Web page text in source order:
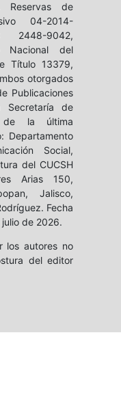
Reservas de
04-2014-
2448-9042,
Nacional del
Título 13379,
otorgados
Publicaciones
de
de la última
Departamento
Social,
del CUCSH
Arias 150,
Jalisco,
Fecha
de 2026.
los autores no
del editor